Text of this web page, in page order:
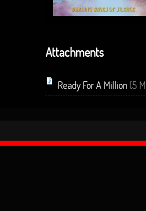
Attachments
Ready For A Million(5